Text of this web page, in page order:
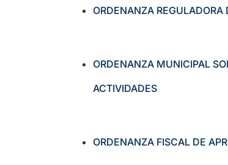
ORDENANZA
ORDENANZA MUNICIPAL
ACTIVIDADES
ORDENANZA FISCAL DE